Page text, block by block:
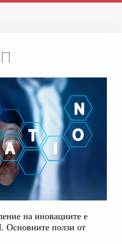
на иновациите е
Основните ползи от